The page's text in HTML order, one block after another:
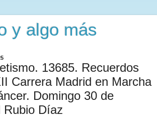
y algo más
13685. Recuerdos
Carrera Madrid en Marcha
Domingo 30 de
Rubio Díaz